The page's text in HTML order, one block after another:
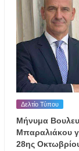
Δελτίο Τύπου
Μήνυμα
Μπαραλιάκου
28ης